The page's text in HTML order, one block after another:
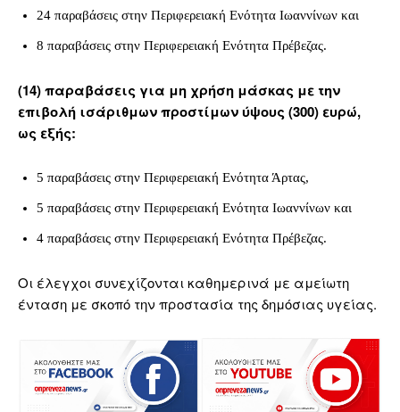
24 παραβάσεις στην Περιφερειακή Ενότητα Ιωαννίνων και
8 παραβάσεις στην Περιφερειακή Ενότητα Πρέβεζας.
(14) παραβάσεις για μη χρήση μάσκας με την
επιβολή ισάριθμων προστίμων ύψους (300) ευρώ,
ως εξής:
5 παραβάσεις στην Περιφερειακή Ενότητα Άρτας,
5 παραβάσεις στην Περιφερειακή Ενότητα Ιωαννίνων και
4 παραβάσεις στην Περιφερειακή Ενότητα Πρέβεζας.
Οι έλεγχοι συνεχίζονται καθημερινά με αμείωτη
ένταση με σκοπό την προστασία της δημόσιας υγείας.